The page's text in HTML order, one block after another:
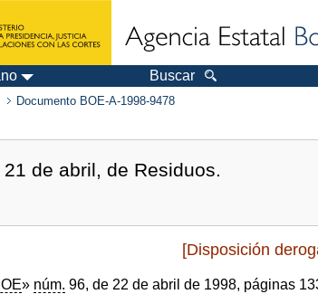
Buscar
Documento BOE-A-1998-9478
de abril, de Residuos.
[Disposición
» núm. 96, de 22 de abril de 1998, páginas